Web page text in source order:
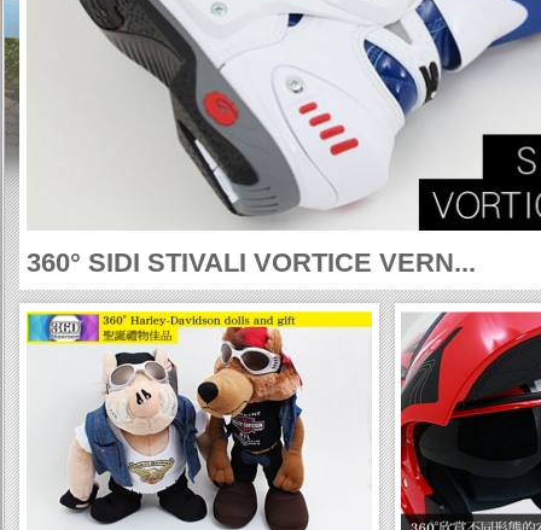
360° SIDI STIVALI VORTICE VERN...